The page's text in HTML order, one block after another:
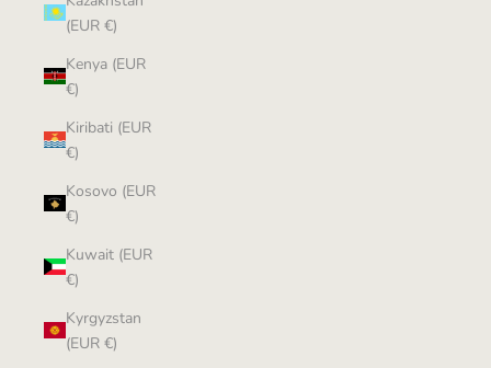
(EUR €)
Kenya (EUR
€)
Kiribati (EUR
€)
Kosovo (EUR
€)
Kuwait (EUR
€)
Kyrgyzstan
(EUR €)